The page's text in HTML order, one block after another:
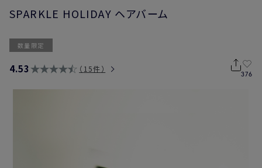
SPARKLE HOLIDAY ヘアバーム
数量限定
4.53 15件
376